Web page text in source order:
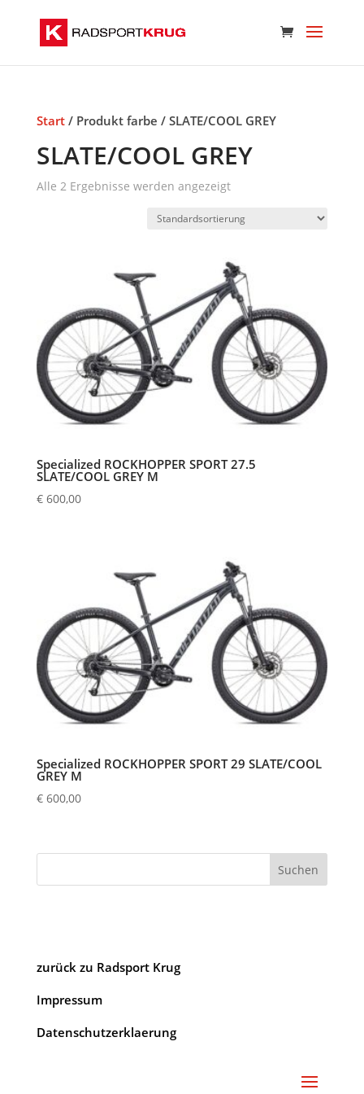
Start/ Produkt farbe / SLATE/COOL GREY
SLATE/COOL GREY
Alle 2 Ergebnisse werden angezeigt
Specialized ROCKHOPPER SPORT 27.5
SLATE/COOL GREY M
€600,00
Specialized ROCKHOPPER SPORT 29 SLATE/COOL
GREY M
€600,00
Suchen
zurück zu Radsport Krug
Impressum
Datenschutzerklaerung